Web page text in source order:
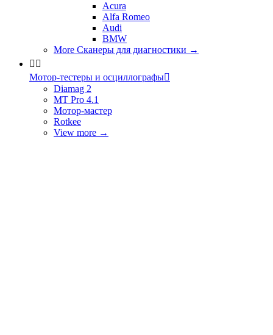
Acura
Alfa Romeo
Audi
BMW
More Сканеры для диагностики →
 
Мотор-тестеры и осциллографы
Diamag 2
MT Pro 4.1
Мотор-мастер
Rotkee
View more →